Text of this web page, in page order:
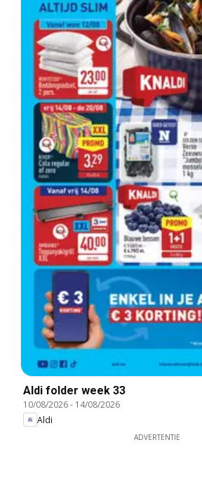
Aldi folder week 33
10/08/2026- 14/08/2026
Aldi
ADVERTENTIE